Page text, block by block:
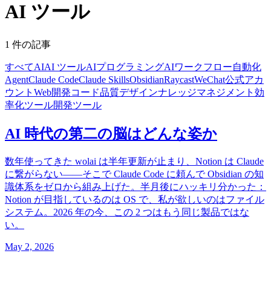
AI ツール
1 件の記事
すべてAIAI ツールAIプログラミングAIワークフロー自動化
AgentClaude CodeClaude SkillsObsidianRaycastWeChat公式アカ
ウント Web開発コード品質デザインナレッジマネジメント 効
率化ツール開発ツール
AI 時代の第二の脳はどんな姿か
数年使ってきた wolai は半年更新が止まり、Notion は Claude
に繋がらない——そこで Claude Code に頼んで Obsidian の知
識体系をゼロから組み上げた。半月後にハッキリ分かった：
Notion が目指しているのは OS で、私が欲しいのはファイル
システム。2026 年の今、この 2 つはもう同じ製品ではな
い。
May 2, 2026